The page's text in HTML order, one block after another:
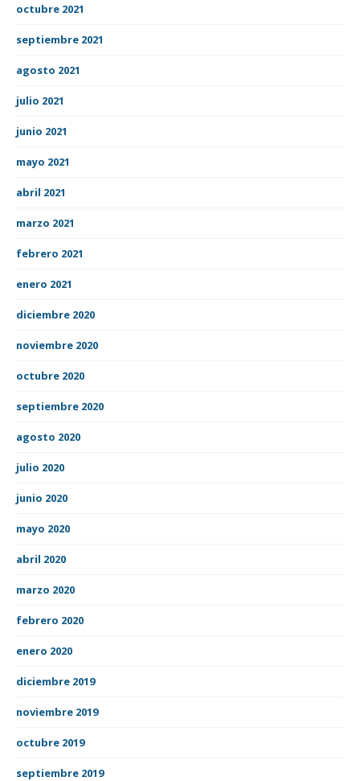
octubre 2021
septiembre 2021
agosto 2021
julio 2021
junio 2021
mayo 2021
abril 2021
marzo 2021
febrero 2021
enero 2021
diciembre 2020
noviembre 2020
octubre 2020
septiembre 2020
agosto 2020
julio 2020
junio 2020
mayo 2020
abril 2020
marzo 2020
febrero 2020
enero 2020
diciembre 2019
noviembre 2019
octubre 2019
septiembre 2019